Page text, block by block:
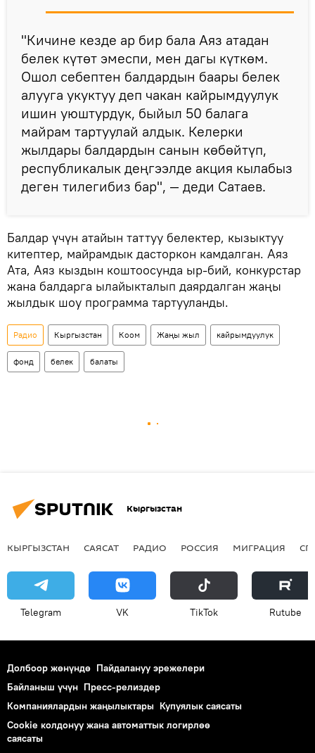
"Кичине кезде ар бир бала Аяз атадан
белек күтөт эмеспи, мен дагы күткөм.
Ошол себептен балдардын баары белек
алууга укуктуу деп чакан кайрымдуулук
ишин уюштурдук, быйыл 50 балага
майрам тартуулай алдык. Келерки
жылдары балдардын санын көбөйтүп,
республикалык деңгээлде акция кылабыз
деген тилегибиз бар", — деди Сатаев.
Балдар үчүн атайын таттуу белектер, кызыктуу
китептер, майрамдык дасторкон камдалган. Аяз
Ата, Аяз кыздын коштоосунда ыр-бий, конкурстар
жана балдарга ылайыкталып даярдалган жаңы
жылдык шоу программа тартууланды.
Радио Кыргызстан Коом Жаңы жыл кайрымдуулук
фонд белек балаты
Кыргызстан
КЫРГЫЗСТАН САЯСАТ РАДИО РОССИЯ МИГРАЦИЯ
Telegram VK ТikТоk Rutube
Долбоор жөнүндө Пайдалануу эрежелери
Байланыш үчүн Пресс-релиздер
Компаниялардын жаңылыктары Купуялык саясаты
Cookie колдонуу жана автоматтык логирлөө
саясаты